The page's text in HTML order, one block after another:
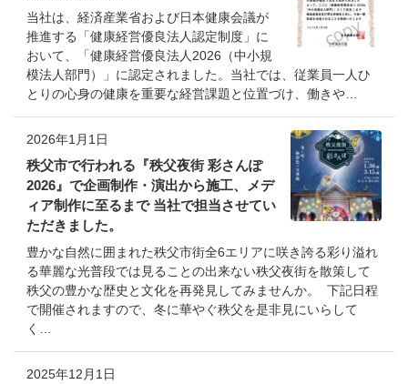
当社は、経済産業省および日本健康会議が
推進する「健康経営優良法人認定制度」に
おいて、「健康経営優良法人2026（中小規
模法人部門）」に認定されました。当社では、従業員一人ひ
とりの心身の健康を重要な経営課題と位置づけ、働きや…
2026年1月1日
秩父市で行われる『秩父夜街 彩さんぽ
2026』で企画制作・演出から施工、メデ
ィア制作に至るまで 当社で担当させてい
ただきました。
豊かな自然に囲まれた秩父市街全6エリアに咲き誇る彩り溢れ
る華麗な光普段では見ることの出来ない秩父夜街を散策して
秩父の豊かな歴史と文化を再発見してみませんか。 下記日程
で開催されますので、冬に華やぐ秩父を是非見にいらして
く…
2025年12月1日